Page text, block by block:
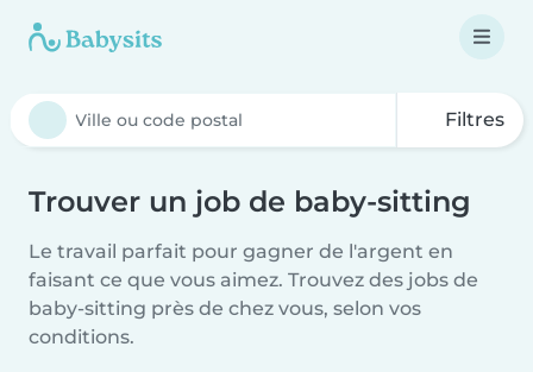
Filtres
Trouver un job de baby-sitting
Le travail parfait pour gagner de l'argent en
faisant ce que vous aimez. Trouvez des jobs de
baby-sitting près de chez vous, selon vos
conditions.